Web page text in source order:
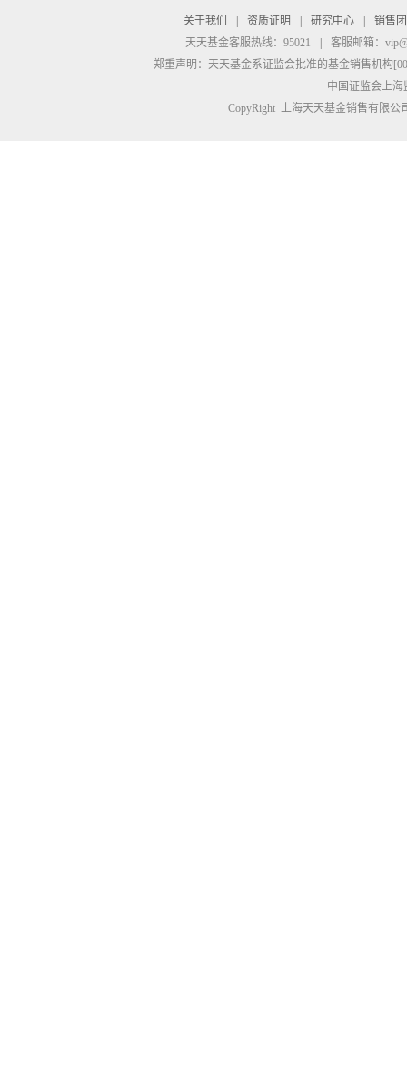
关于我们 资质证明 研究中心
销售
天天基金客服热线：95021
客服邮箱：
郑重声明： 天天基金系证监会批准的基金销售机构
中国证监会上
CopyRight 上海天天基金销售有限